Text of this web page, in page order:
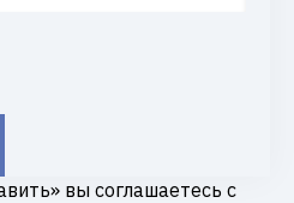
вы соглашаетесь с